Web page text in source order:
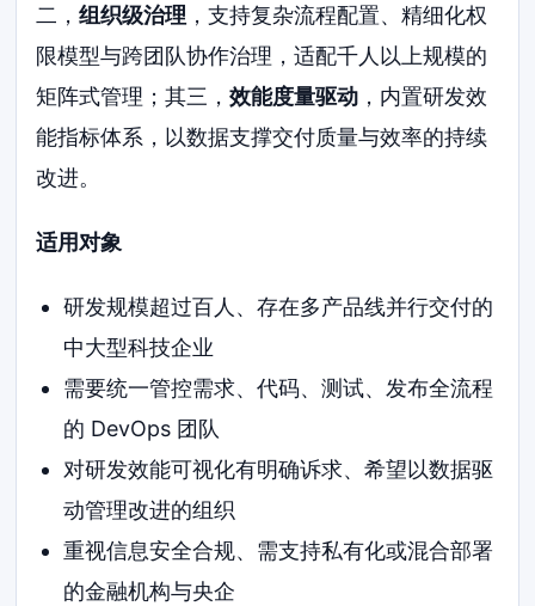
二，组织级治理 ，支持复杂流程配置、精细化权
限模型与跨团队协作治理，适配千人以上规模的
矩阵式管理；其三，效能度量驱动 ，内置研发效
能指标体系，以数据支撑交付质量与效率的持续
改进。
适用对象
研发规模超过百人、存在多产品线并行交付的
中大型科技企业
需要统一管控需求、代码、测试、发布全流程
的 DevOps 团队
对研发效能可视化有明确诉求、希望以数据驱
动管理改进的组织
重视信息安全合规、需支持私有化或混合部署
的金融机构与央企